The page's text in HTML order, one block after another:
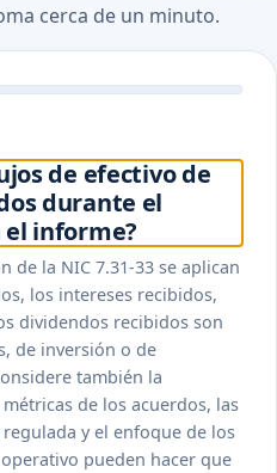
cerca de un minuto.
de efectivo de
durante el
informe?
de la NIC 7.31-33 se aplican
los intereses recibidos,
dividendos recibidos son
de inversión o de
también la
de los acuerdos, las
y el enfoque de los
pueden hacer que